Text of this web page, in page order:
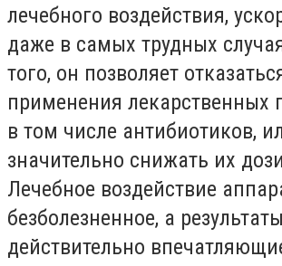
лечебного воздействия,
даже в самых трудных
того, он позволяет
применения лекарственных
в том числе антибиотиков,
значительно снижать их
Лечебное воздействие
безболезненное, а
действительно